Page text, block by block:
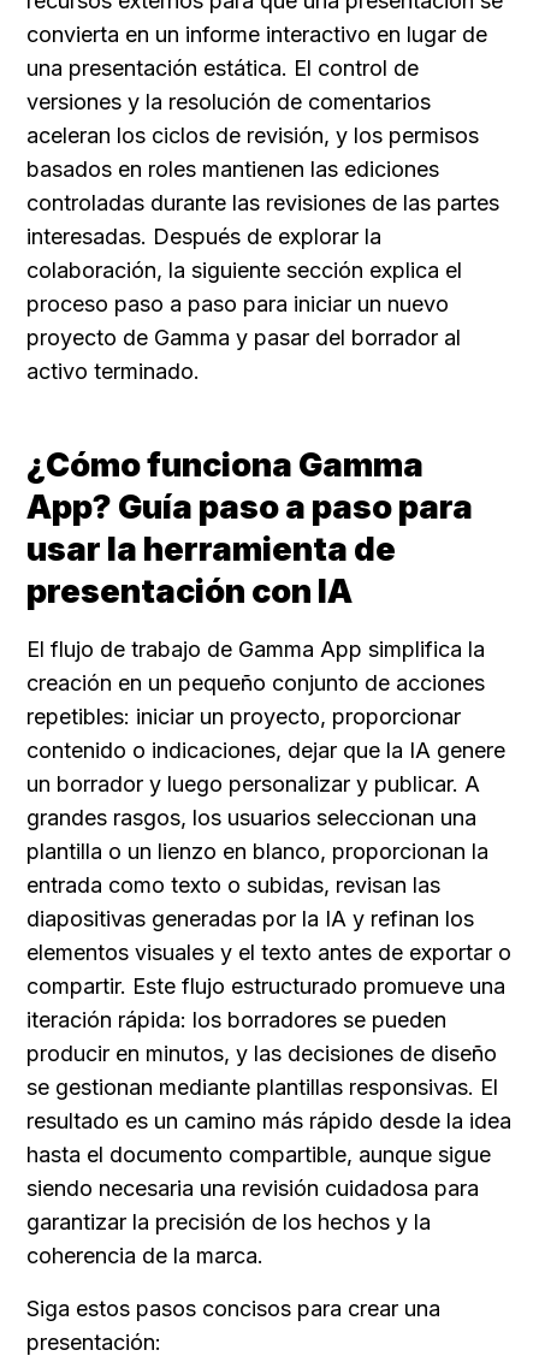
convierta en un informe interactivo en lugar de
una presentación estática. El control de
versiones y la resolución de comentarios
aceleran los ciclos de revisión, y los permisos
basados en roles mantienen las ediciones
controladas durante las revisiones de las partes
interesadas. Después de explorar la
colaboración, la siguiente sección explica el
proceso paso a paso para iniciar un nuevo
proyecto de Gamma y pasar del borrador al
activo terminado.
¿Cómo funciona Gamma
App? Guía paso a paso para
usar la herramienta de
presentación con IA
El flujo de trabajo de Gamma App simplifica la
creación en un pequeño conjunto de acciones
repetibles: iniciar un proyecto, proporcionar
contenido o indicaciones, dejar que la IA genere
un borrador y luego personalizar y publicar. A
grandes rasgos, los usuarios seleccionan una
plantilla o un lienzo en blanco, proporcionan la
entrada como texto o subidas, revisan las
diapositivas generadas por la IA y refinan los
elementos visuales y el texto antes de exportar o
compartir. Este flujo estructurado promueve una
iteración rápida: los borradores se pueden
producir en minutos, y las decisiones de diseño
se gestionan mediante plantillas responsivas. El
resultado es un camino más rápido desde la idea
hasta el documento compartible, aunque sigue
siendo necesaria una revisión cuidadosa para
garantizar la precisión de los hechos y la
coherencia de la marca.
Siga estos pasos concisos para crear una
presentación: